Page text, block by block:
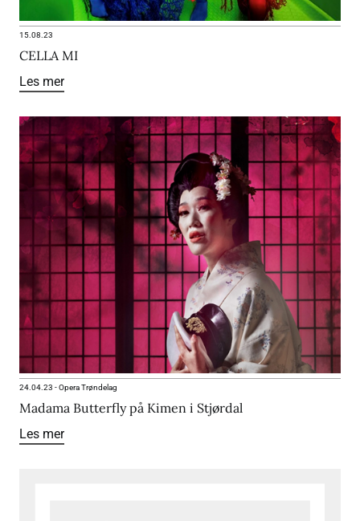
15.08.23
CELLA MI
Les mer
24.04.23 -Opera Trøndelag
Madama Butterfly på Kimen i Stjørdal
Les mer